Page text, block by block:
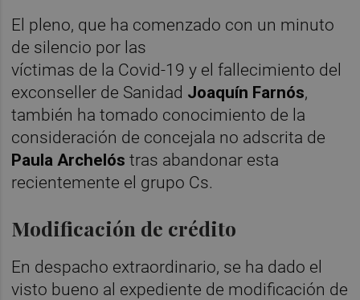
El pleno, que ha comenzado con un minuto
de silencio por las
víctimas de la Covid-19 y el fallecimiento del
exconseller de Sanidad Joaquín Farnós,
también ha tomado conocimiento de la
consideración de concejala no adscrita de
Paula Archelós tras abandonar esta
recientemente el grupo Cs.
Modificación de crédito
En despacho extraordinario, se ha dado el
visto bueno al expediente de modificación de